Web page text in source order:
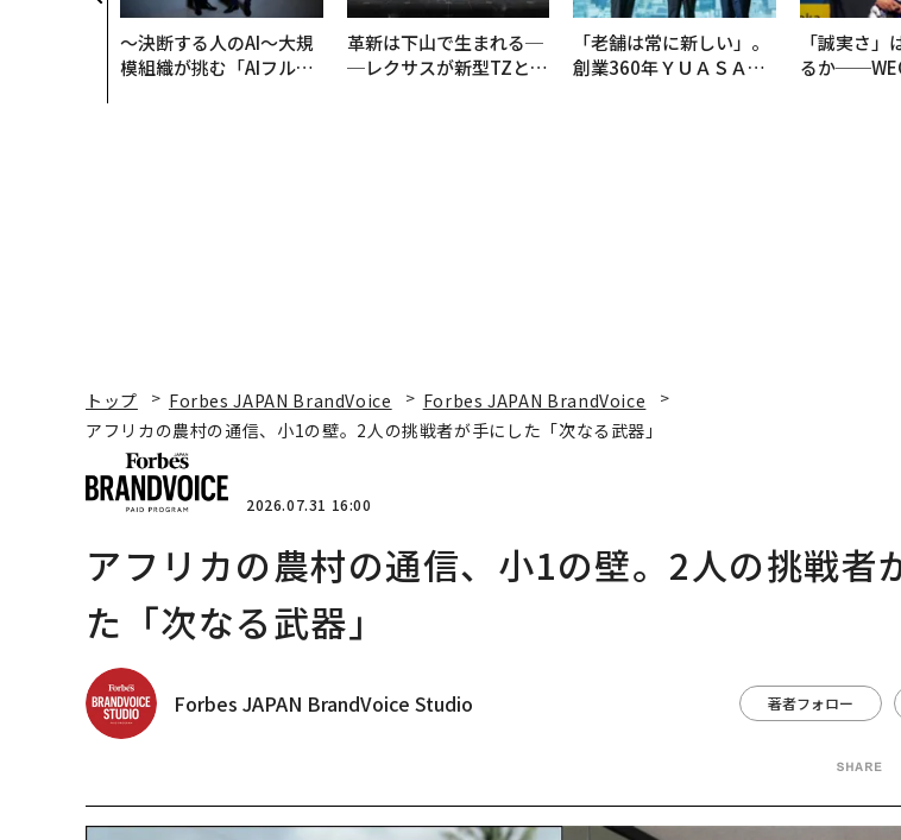
〜決断する人のAI〜大規
模組織が挑む「AIフル実
革新は下山で生まれる─
─レクサスが新型TZとE
「老舗は常に新しい」。
創業360年ＹＵＡＳＡと
「誠実さ」
るか
トップ Forbes JAPAN BrandVoice
Forbes JAPAN BrandVoice
アフリカの農村の通信、小1の壁。2人の挑戦者が手にした「次なる武器」
2026.07.31 16:00
アフリカの農村の通信、小1の壁。2人の挑戦者
た「次なる武器」
Forbes JAPAN BrandVoice Studio 著者フォロー